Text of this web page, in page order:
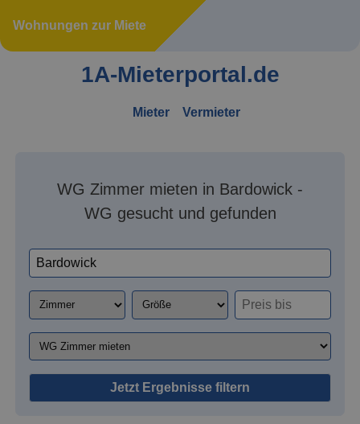
Wohnungen zur Miete
1A-Mieterportal.de
Mieter Vermieter
WG Zimmer mieten in Bardowick -
WG gesucht und gefunden
Jetzt Ergebnisse filtern